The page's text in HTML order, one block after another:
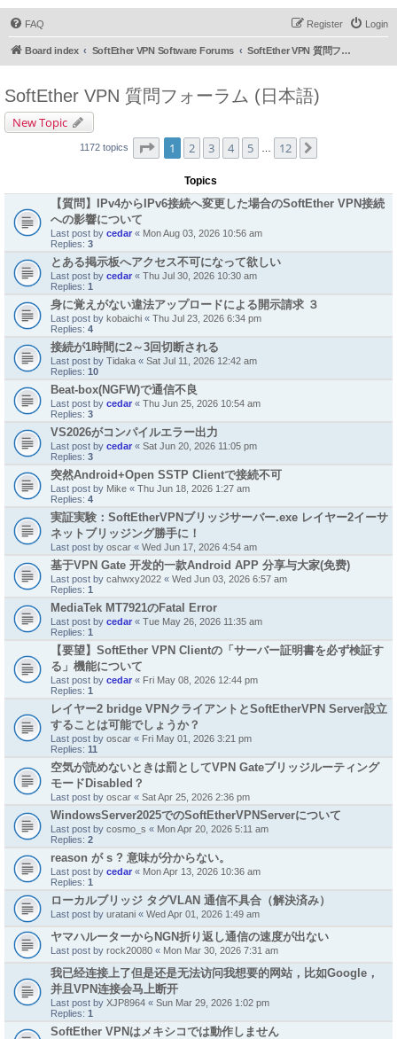
FAQ Login
Register
Board index SoftEther VPN Software Forums SoftEther VPN 質問フォーラム (日本語)
SoftEther VPN 質問フォーラム (日本語)
New Topic
1172 topics Page of 12
1 2 3 4 5 12
Topics
【質問】IPv4からIPv6接続へ変更した場合のSoftEther VPN接続
への影響について
Last post by cedar « Mon Aug 03, 2026 10:56 am
Replies: 3
とある掲示板へアクセス不可になって欲しい
Last post by cedar « Thu Jul 30, 2026 10:30 am
Replies: 1
身に覚えがない違法アップロードによる開示請求 ３
Last post by kobaichi « Thu Jul 23, 2026 6:34 pm
Replies: 4
接続が1時間に2～3回切断される
Last post by Tidaka « Sat Jul 11, 2026 12:42 am
Replies: 10
Beat-box(NGFW)で通信不良
Last post by cedar « Thu Jun 25, 2026 10:54 am
Replies: 3
VS2026がコンパイルエラー出力
Last post by cedar « Sat Jun 20, 2026 11:05 pm
Replies: 3
突然Android+Open SSTP Clientで接続不可
Last post by Mike « Thu Jun 18, 2026 1:27 am
Replies: 4
実証実験：SoftEtherVPNブリッジサーバー.exe レイヤー2イーサ
ネットブリッジング勝手に！
Last post by oscar « Wed Jun 17, 2026 4:54 am
基于VPN Gate 开发的一款Android APP 分享与大家(免费)
Last post by cahwxy2022 « Wed Jun 03, 2026 6:57 am
Replies: 1
MediaTek MT7921のFatal Error
Last post by cedar « Tue May 26, 2026 11:35 am
Replies: 1
【要望】SoftEther VPN Clientの「サーバー証明書を必ず検証す
る」機能について
Last post by cedar « Fri May 08, 2026 12:44 pm
Replies: 1
レイヤー2 bridge VPNクライアントとSoftEtherVPN Server設立
することは可能でしょうか？
Last post by oscar « Fri May 01, 2026 3:21 pm
Replies: 11
空気が読めないときは罰としてVPN Gateブリッジルーティング
モードDisabled？
Last post by oscar « Sat Apr 25, 2026 2:36 pm
WindowsServer2025でのSoftEtherVPNServerについて
Last post by cosmo_s « Mon Apr 20, 2026 5:11 am
Replies: 2
reason が s ? 意味が分からない。
Last post by cedar « Mon Apr 13, 2026 10:36 am
Replies: 1
ローカルブリッジ タグVLAN 通信不具合（解決済み）
Last post by uratani « Wed Apr 01, 2026 1:49 am
ヤマハルーターからNGN折り返し通信の速度が出ない
Last post by rock20080 « Mon Mar 30, 2026 7:31 am
我已经连接上了但是还是无法访问我想要的网站，比如Google，
并且VPN连接会马上断开
Last post by XJP8964 « Sun Mar 29, 2026 1:02 pm
Replies: 1
SoftEther VPNはメキシコでは動作しません